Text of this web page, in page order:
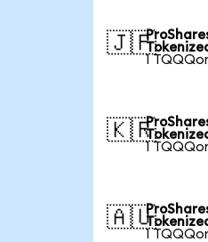
🇯🇵
1
🇰🇷
1
🇦🇺
1